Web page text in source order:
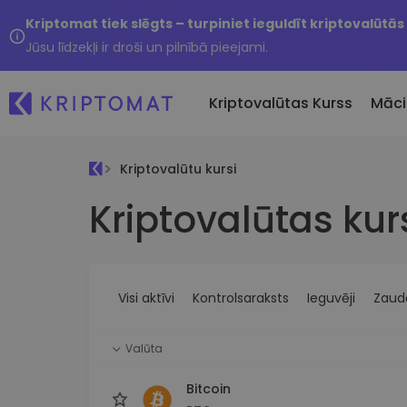
Kriptomat tiek slēgts – turpiniet ieguldīt kriptovalūtās
Jūsu līdzekļi ir droši un pilnībā pieejami.
Kriptovalūtas Kurss
Visas cenas
Vairāk nekā 300 kriptovalūtu Nesen
Pērciet vairāk nekā 300
kriptovalūtas
iespējas
Kriptovalūtu kursi
Kriptovalūtas
Visi aktīvi Kontrolsaraksts Ieguvēji
Valūta
Bitcoin